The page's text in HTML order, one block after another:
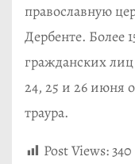
православную
Дербенте. Более
гражданских лиц
24, 25 и 26 июня
траура.
Post Views:340